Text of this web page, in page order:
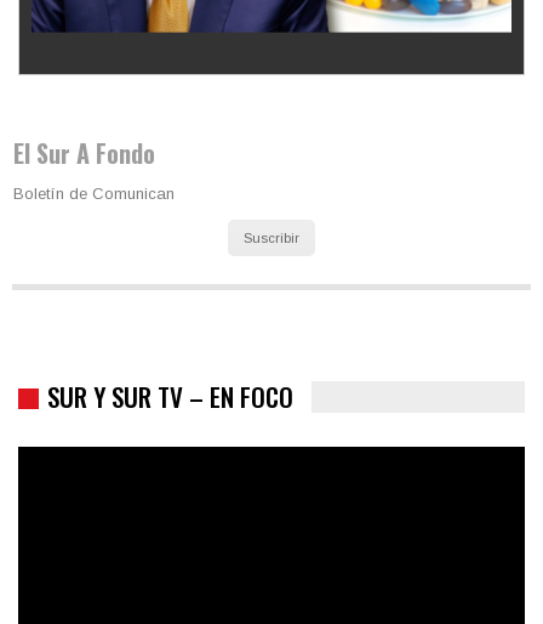
El Sur A Fondo
Boletín de Comunican
Suscribir
SUR Y SUR TV – EN FOCO